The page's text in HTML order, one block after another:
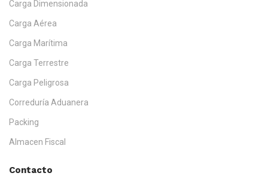
Carga Dimensionada
Carga Aérea
Carga Marítima
Carga Terrestre
Carga Peligrosa
Correduría Aduanera
Packing
Almacen Fiscal
Contacto